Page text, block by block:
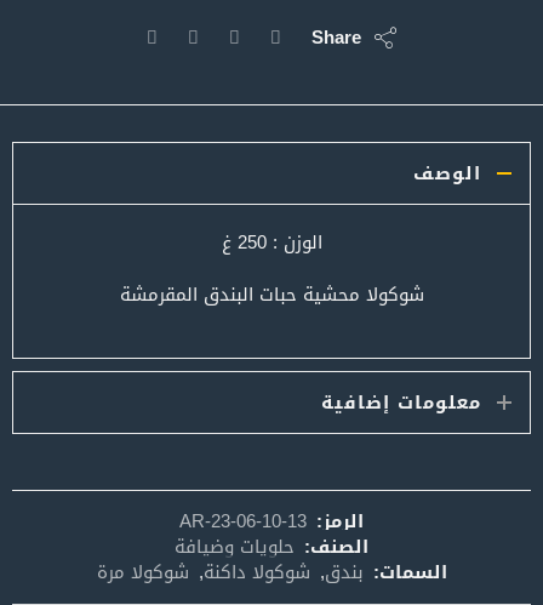
Share
الوصف
الوزن : 250 غ
شوكولا محشية حبات البندق المقرمشة
معلومات إضافية
الرمز: AR-23-06-10-13
الصنف: حلويات وضيافة
السمات: بندق, شوكولا داكنة, شوكولا مرة